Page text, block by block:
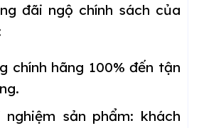
đãi ngộ chính sách của
chính hãng 100% đến tận
nghiệm sản phẩm: khách